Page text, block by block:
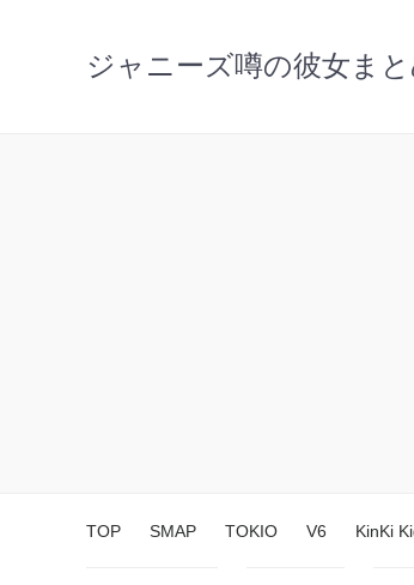
ジャニーズ噂の彼女ま
TOP SMAP TOKIO V6 KinKi